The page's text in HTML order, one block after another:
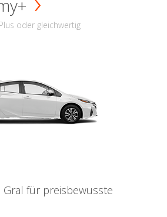
oder gleichwertig
Gral für preisbewusste